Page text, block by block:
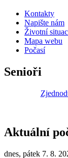
Kontakty
Napište nám
Životní
Mapa webu
Počasí
Senioři
Aktuální
dnes, pátek 7. 8.